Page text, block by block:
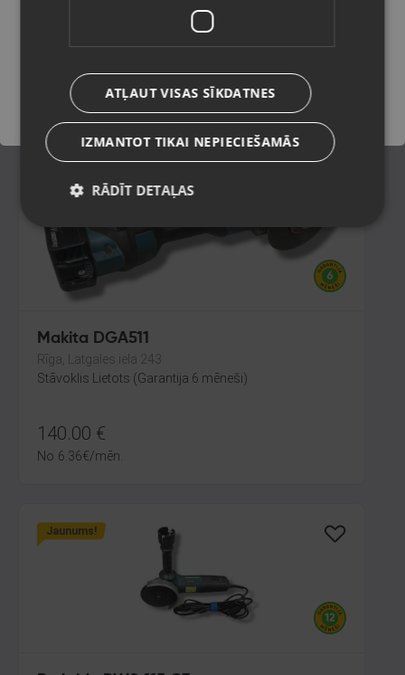
Stāvoklis Ilgstoši lietots (Garantija 14 dienas)
475.00 €
21.59€/mēn.
Makita DGA511
Rīga, Latgales iela 243
Stāvoklis Lietots (Garantija 6 mēneši)
140.00 €
No 6.36€/mēn.
Jaunums!
Saglabāt
ATĻAUT VISAS SĪKDATNES
IZMANTOT TIKAI NEPIECIEŠAMĀS
RĀDĪT DETAĻAS